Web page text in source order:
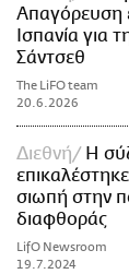
Απαγόρευση
Ισπανία για
Σάντσεθ
The LiFO team
20.6.2026
Διεθνή
Η
σιωπή στην
διαφθοράς
LifO Newsroom
19.7.2024